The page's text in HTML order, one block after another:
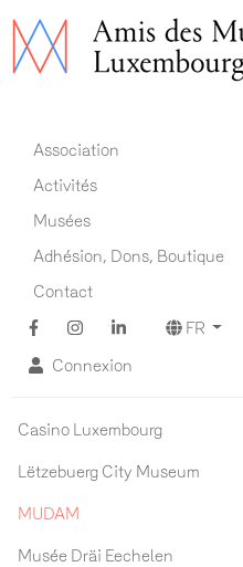
Main
Association
Activités
Musées
Adhésion, Dons, Boutique
Contact
FR
Connexion
Musées ADM
Casino Luxembourg
Lëtzebuerg City Museum
MUDAM
Musée Dräi Eechelen